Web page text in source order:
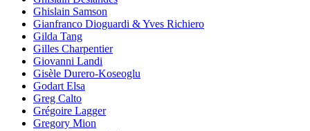
Ghislain Samson
Gianfranco Dioguardi & Yves Richiero
Gilda Tang
Gilles Charpentier
Giovanni Landi
Gisèle Durero-Koseoglu
Godart Elsa
Greg Calto
Grégoire Lagger
Gregory Mion